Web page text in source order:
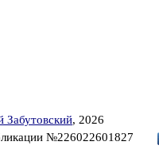
Забутовский, 2026
№226022601827